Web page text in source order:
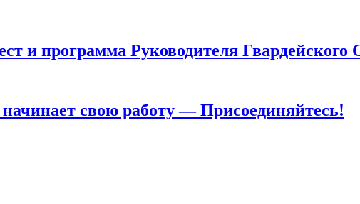
Руководителя Гвардейского
свою работу — Присоединяйтесь!